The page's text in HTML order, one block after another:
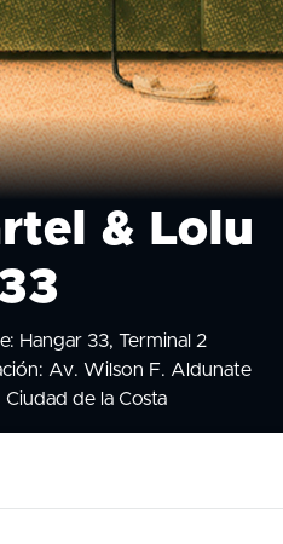
& Lolu
Hangar 33, Terminal 2
Av. Wilson F. Aldunate
Ciudad de la Costa